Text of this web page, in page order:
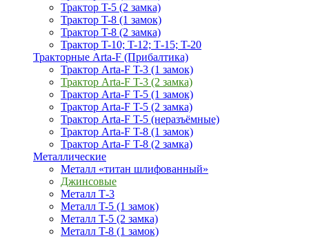
Трактор T-5 (2 замка)
Трактор T-8 (1 замок)
Трактор T-8 (2 замка)
Трактор T-10; T-12; Т-15; T-20
Тракторные Arta-F (Прибалтика)
Трактор Arta-F T-3 (1 замок)
Трактор Arta-F T-3 (2 замка)
Трактор Arta-F T-5 (1 замок)
Трактор Arta-F T-5 (2 замка)
Трактор Arta-F T-5 (неразъёмные)
Трактор Arta-F T-8 (1 замок)
Трактор Arta-F T-8 (2 замка)
Металлические
Металл «титан шлифованный»
Джинсовые
Металл Т-3
Металл T-5 (1 замок)
Металл T-5 (2 замка)
Металл T-8 (1 замок)